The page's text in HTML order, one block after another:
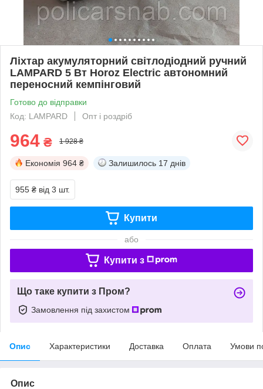
Ліхтар акумуляторний світлодіодний ручний
LAMPARD 5 Вт Horoz Electric автономний
переносний кемпінговий
Готово до відправки
Код: LAMPARD
Опт і роздріб
964 ₴ 1 928 ₴
Економія 964 ₴ Залишилось 17 днів
955 ₴ від 3 шт.
Купити
або
Купити з
Що таке купити з Пром?
Замовлення під захистом
Опис Характеристики Доставка Оплата Умови
Опис